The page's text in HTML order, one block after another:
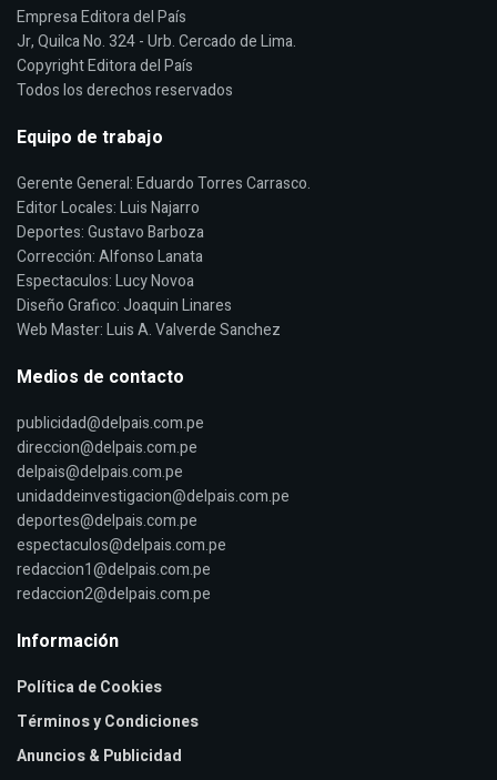
Empresa Editora del País
Jr, Quilca No. 324 - Urb. Cercado de Lima.
Copyright Editora del País
Todos los derechos reservados
Equipo de trabajo
Gerente General: Eduardo Torres Carrasco.
Editor Locales: Luis Najarro
Deportes: Gustavo Barboza
Corrección: Alfonso Lanata
Espectaculos: Lucy Novoa
Diseño Grafico: Joaquin Linares
Web Master: Luis A. Valverde Sanchez
Medios de contacto
publicidad@delpais.com.pe
direccion@delpais.com.pe
delpais@delpais.com.pe
unidaddeinvestigacion@delpais.com.pe
deportes@delpais.com.pe
espectaculos@delpais.com.pe
redaccion1@delpais.com.pe
redaccion2@delpais.com.pe
Información
Política de Cookies
Términos y Condiciones
Anuncios & Publicidad